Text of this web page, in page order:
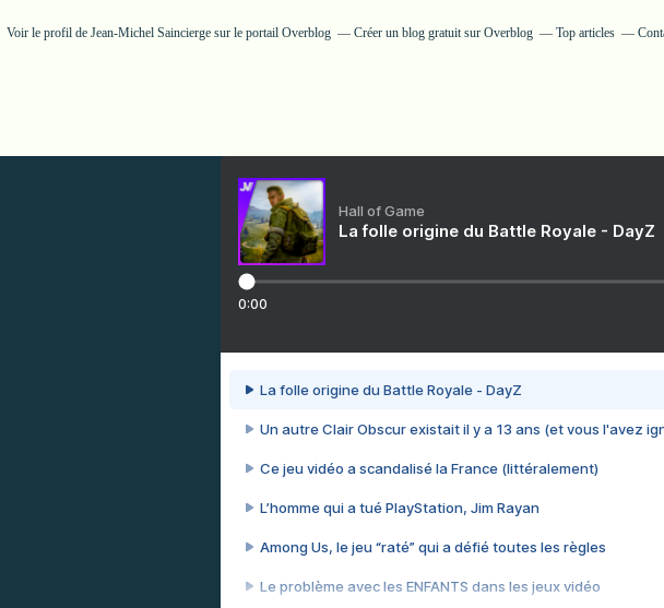
Voir le profil de Jean-Michel Sainciergesur le portail Overblog Créer un blog gratuit sur Overblog Top articles
Hall of Game
La folle origine du Battle Royale - DayZ
0:00
La folle origine du Battle Royale - DayZ
Un autre Clair Obscur existait il y a 13 ans (et vous l'avez
Ce jeu vidéo a scandalisé la France (littéralement)
L’homme qui a tué PlayStation, Jim Rayan
Among Us, le jeu “raté” qui a défié toutes les règles
Le problème avec les ENFANTS dans les jeux vidéo